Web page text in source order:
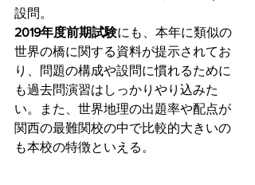
設問。
2019年度前期試験にも、本年に類似の
世界の橋に関する資料が提示されてお
り、問題の構成や設問に慣れるために
も過去問演習はしっかりやり込みた
い。また、世界地理の出題率や配点が
関西の最難関校の中で比較的大きいの
も本校の特徴といえる。